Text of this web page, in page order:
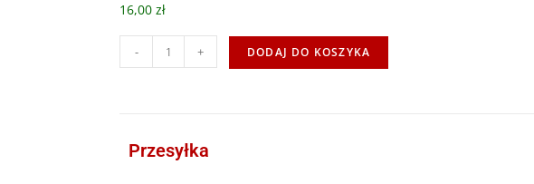
16,00 zł
- + DODAJ DO KOSZYKA
Przesyłka